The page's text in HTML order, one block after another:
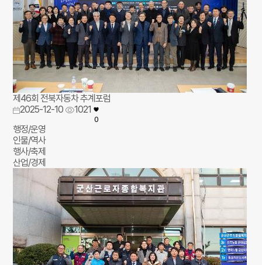
제46회 전북자동차 추계포럼
2025-12-10
1021
0
행정/운영
인물/역사
행사/축제
산업/경제